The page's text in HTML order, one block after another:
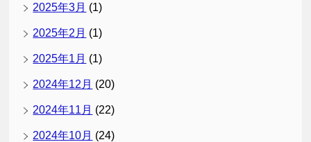
2025年3月 (1)
2025年2月 (1)
2025年1月 (1)
2024年12月 (20)
2024年11月 (22)
2024年10月 (24)